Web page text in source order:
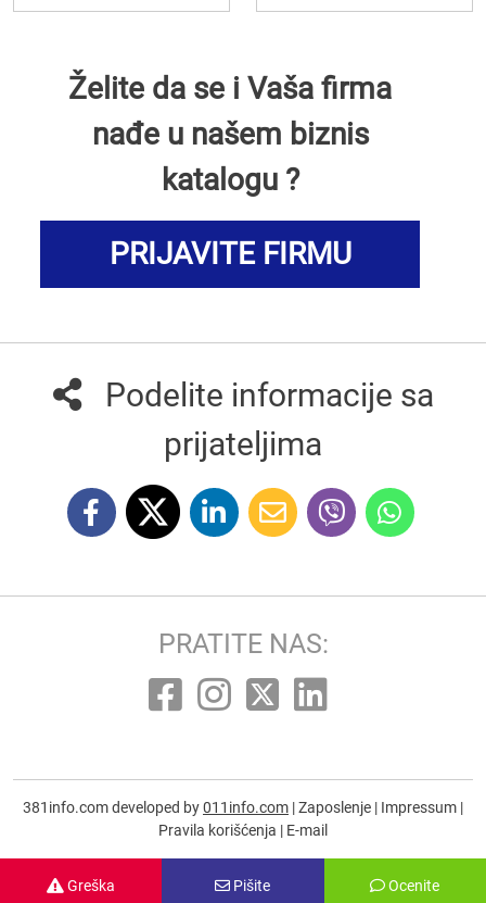
Želite da se i Vaša firma
nađe u našem biznis
katalogu ?
PRIJAVITE FIRMU
Greška Pišite Ocenite
Podelite informacije sa
prijateljima
PRATITE NAS:
381info.com developed by011info.com |Zaposlenje | Impressum |
Pravila korišćenja | E-mail